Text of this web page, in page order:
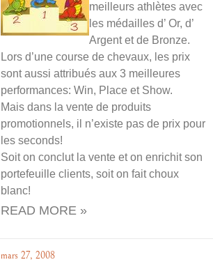
meilleurs athlètes avec
les médailles d’ Or, d’
Argent et de Bronze.
Lors d’une course de chevaux, les prix
sont aussi attribués aux 3 meilleures
performances: Win, Place et Show.
Mais dans la vente de produits
promotionnels, il n’existe pas de prix pour
les seconds!
Soit on conclut la vente et on enrichit son
portefeuille clients, soit on fait choux
blanc!
READ MORE »
mars 27, 2008